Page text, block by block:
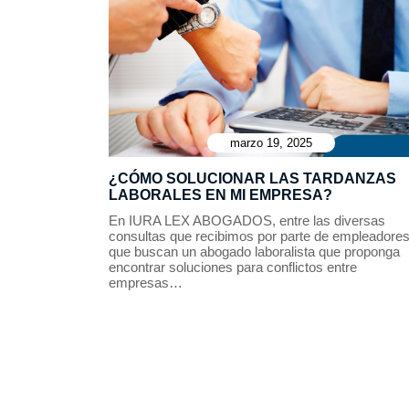
marzo 19, 2025
¿CÓMO SOLUCIONAR LAS TARDANZAS
LABORALES EN MI EMPRESA?
En IURA LEX ABOGADOS, entre las diversas
consultas que recibimos por parte de empleadores
que buscan un abogado laboralista que proponga
encontrar soluciones para conflictos entre
empresas…